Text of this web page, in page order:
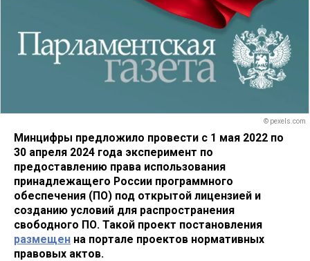
© pexels.com
Минцифры предложило провести с 1 мая 2022 по
30 апреля 2024 года эксперимент по
предоставлению права использования
принадлежащего России программного
обеспечения (ПО) под открытой лицензией и
созданию условий для распространения
свободного ПО. Такой проект постановления
размещен на портале проектов нормативных
правовых актов.